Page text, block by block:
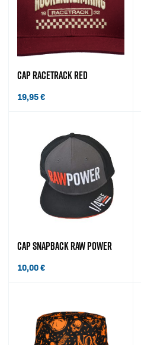
CAP RACETRACK RED
19,95€
CAP SNAPBACK RAW POWER
10,00€